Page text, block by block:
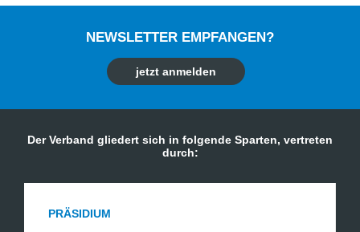
NEWSLETTER EMPFANGEN?
jetzt anmelden
Der Verband gliedert sich in folgende Sparten, vertreten
durch:
PRÄSIDIUM